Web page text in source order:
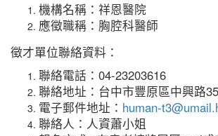
機構名稱：祥恩醫院
應徵職稱：胸腔科醫師
徵才單位聯絡資料：
聯絡電話：04-23203616
聯絡地址：台中市豐原區中興路
電子郵件地址： human-
聯絡人：人資蕭小姐